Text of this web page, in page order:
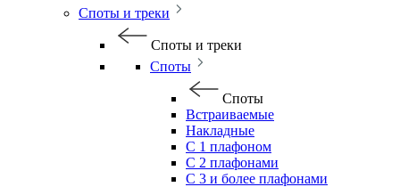
Споты и треки
Споты и треки
Споты
Споты
Встраиваемые
Накладные
С 1 плафоном
С 2 плафонами
С 3 и более плафонами